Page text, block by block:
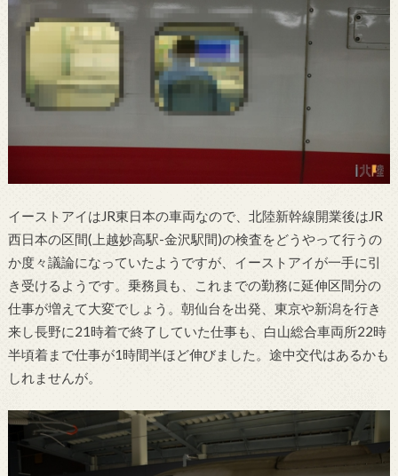
イーストアイはJR東日本の車両なので、北陸新幹線開業後はJR
西日本の区間(上越妙高駅-金沢駅間)の検査をどうやって行うの
か度々議論になっていたようですが、イーストアイが一手に引
き受けるようです。乗務員も、これまでの勤務に延伸区間分の
仕事が増えて大変でしょう。朝仙台を出発、東京や新潟を行き
来し長野に21時着で終了していた仕事も、白山総合車両所22時
半頃着まで仕事が1時間半ほど伸びました。途中交代はあるかも
しれませんが。